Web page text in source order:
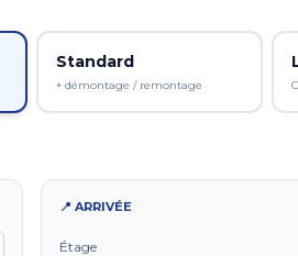
Standard
+ démontage / remontage
📍 ARRIVÉE
Étage